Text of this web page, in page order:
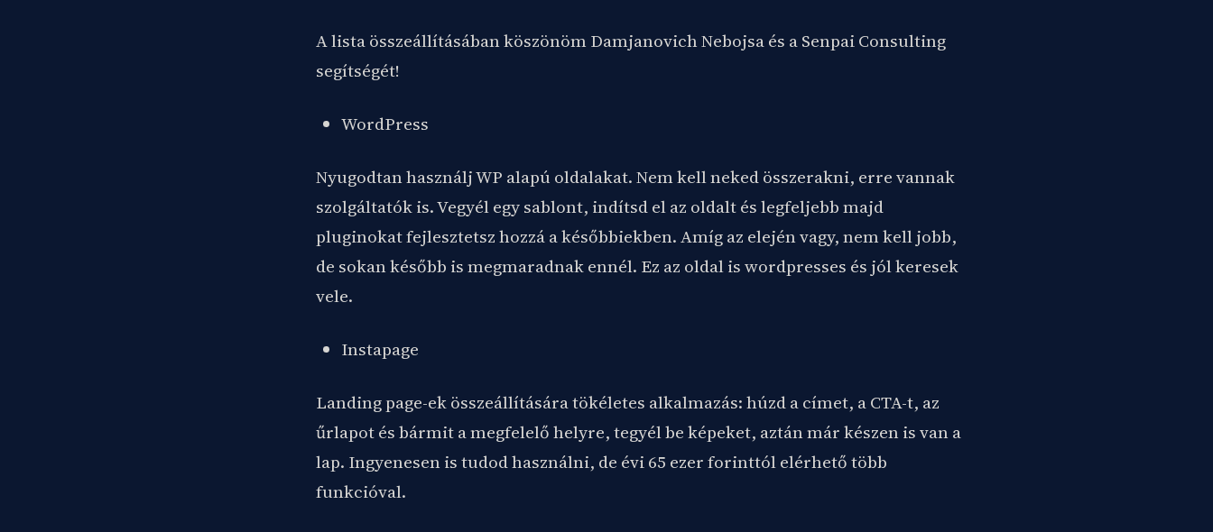
A lista összeállításában köszönöm Damjanovich Nebojsa és a Senpai Consulting
segítségét!
WordPress
Nyugodtan használj WP alapú oldalakat. Nem kell neked összerakni, erre vannak
szolgáltatók is. Vegyél egy sablont, indítsd el az oldalt és legfeljebb majd
pluginokat fejlesztetsz hozzá a későbbiekben. Amíg az elején vagy, nem kell jobb,
de sokan később is megmaradnak ennél. Ez az oldal is wordpresses és jól keresek
vele.
Instapage
Landing page-ek összeállítására tökéletes alkalmazás: húzd a címet, a CTA-t, az
űrlapot és bármit a megfelelő helyre, tegyél be képeket, aztán már készen is van a
lap. Ingyenesen is tudod használni, de évi 65 ezer forinttól elérhető több
funkcióval.